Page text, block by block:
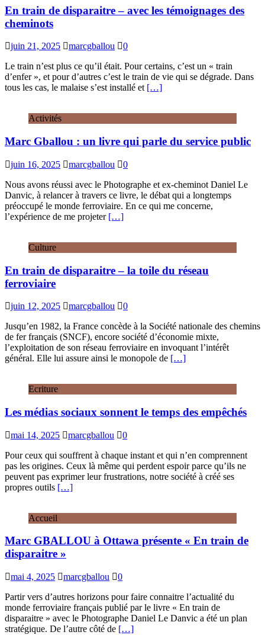
En train de disparaitre – avec les témoignages des
cheminots
juin 21, 2025 marcgballou
0
Le train n’est plus ce qu’il était. Pour certains, c’est un « train
d’enfer », et pour d’autres c’est le train de vie qui se dégrade. Dans
tous les cas, le malaise s’est installé et […]
Activités
Marc Gballou : un livre qui parle du service public
juin 16, 2025 marcgballou
0
Nous avons réussi avec le Photographe et ex-cheminot Daniel Le
Danvic, à relancer à travers ce livre, le débat qui a longtemps
préoccupé le monde ferroviaire. En ce qui me concerne,
l’expérience de me projeter […]
Culture
En train de disparaitre – la toile du réseau
ferroviaire
juin 12, 2025 marcgballou
0
Jusqu’en 1982, la France concède à la Société nationale des chemins
de fer français (SNCF), encore société d’économie mixte,
l’exploitation de son réseau ferroviaire en invoquant l’intérêt
général. Elle lui assure ainsi le monopole de […]
Ecriture
Les médias sociaux sonnent le temps des empêchés
mai 14, 2025 marcgballou
0
Pour ceux qui souffrent à chaque instant et qui n’en comprennent
pas les origines. Ceux là même qui perdent espoir parce qu’ils ne
peuvent pas exprimer leur frustrations, notre société à créé ses
propres outils […]
Accueil
Marc GBALLOU à Ottawa présente « En train de
disparaitre »
mai 4, 2025 marcgballou
0
Partir vers d’autres horizons pour faire connaitre l’actualité du
monde ferroviaire français publié par le livre « En train de
disparaitre » avec le Photographe Daniel Le Danvic a été un plan
stratégique. De l’autre côté de […]